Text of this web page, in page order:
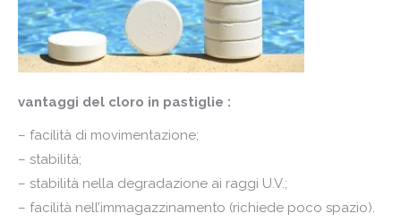
vantaggi del cloro in pastiglie :
– facilità di movimentazione;
– stabilità;
– stabilità nella degradazione ai raggi U.V.;
– facilità nell’immagazzinamento (richiede poco spazio).